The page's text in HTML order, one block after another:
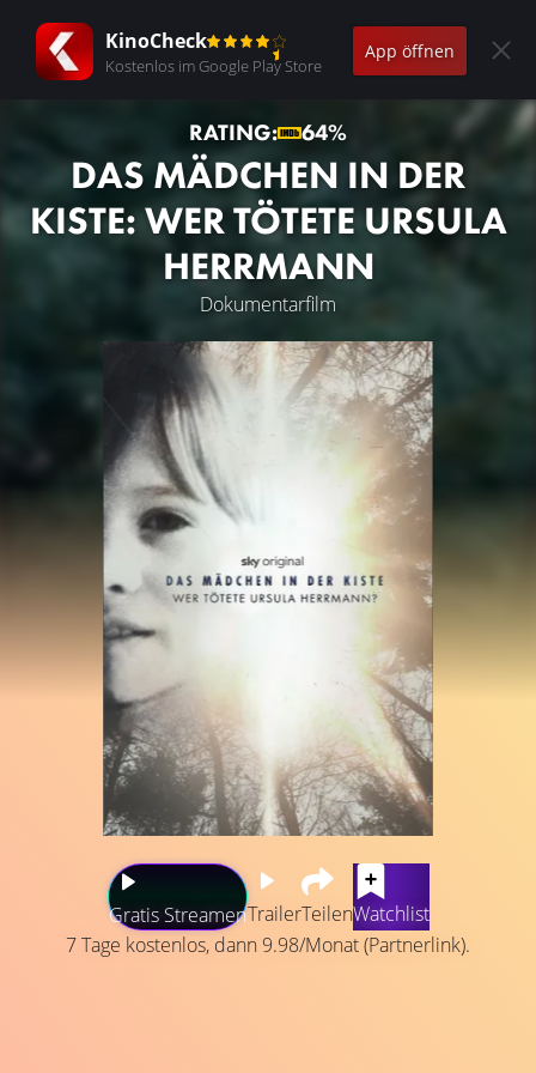
KinoCheck
Kostenlos im Google Play Store
App öffnen
RATING: 64%
DAS MÄDCHEN IN DER
KISTE: WER TÖTETE URSULA
HERRMANN
Dokumentarfilm
Gratis StreamenTrailerTeilenWatchlist
7 Tage kostenlos, dann 9.98/Monat (Partnerlink).